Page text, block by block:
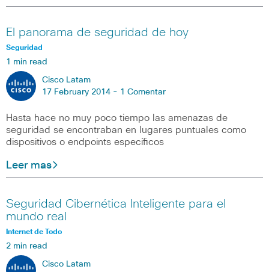
El panorama de seguridad de hoy
Seguridad
1 min read
Cisco Latam
17 February 2014 - 1 Comentar
Hasta hace no muy poco tiempo las amenazas de
seguridad se encontraban en lugares puntuales como
dispositivos o endpoints específicos
Leer mas
Seguridad Cibernética Inteligente para el
mundo real
Internet de Todo
2 min read
Cisco Latam